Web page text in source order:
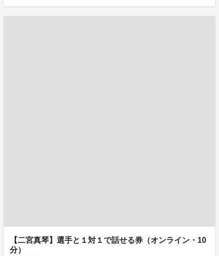
【二宮真琴】選手と１対１で話せる券（オンライン・10
分）